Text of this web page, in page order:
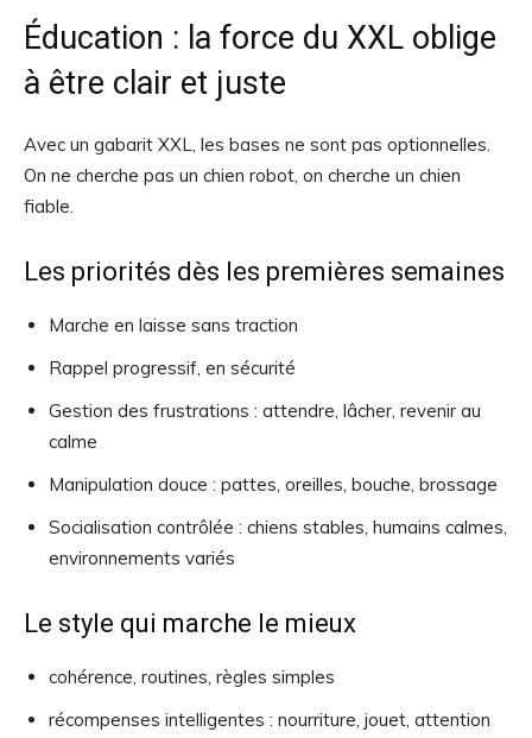
Éducation : la force du XXL oblige
à être clair et juste
Avec un gabarit XXL, les bases ne sont pas optionnelles.
On ne cherche pas un chien robot, on cherche un chien
fiable.
Les priorités dès les premières semaines
Marche en laisse sans traction
Rappel progressif, en sécurité
Gestion des frustrations : attendre, lâcher, revenir au
calme
Manipulation douce : pattes, oreilles, bouche, brossage
Socialisation contrôlée : chiens stables, humains calmes,
environnements variés
Le style qui marche le mieux
cohérence, routines, règles simples
récompenses intelligentes : nourriture, jouet, attention